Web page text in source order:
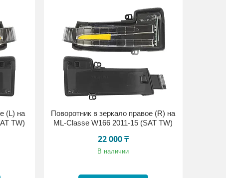
(L) на
TW)
Поворотник в зеркало правое (R) на
ML-Classe W166 2011-15 (SAT TW)
22 000 ₸
В наличии